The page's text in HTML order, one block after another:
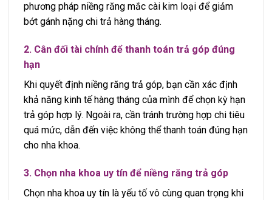
phương pháp niềng răng mắc cài kim loại để giảm
bớt gánh nặng chi trả hàng tháng.
2. Cân đối tài chính để thanh toán trả góp đúng
hạn
Khi quyết định niềng răng trả góp, bạn cần xác định
khả năng kinh tế hàng tháng của mình để chọn kỳ hạn
trả góp hợp lý. Ngoài ra, cần tránh trường hợp chi tiêu
quá mức, dẫn đến việc không thể thanh toán đúng hạn
cho nha khoa.
3. Chọn nha khoa uy tín để niềng răng trả góp
Chọn nha khoa uy tín là yếu tố vô cùng quan trọng khi